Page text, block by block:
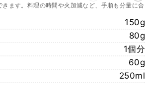
ます。料理の時間や火加減など、手順も分量に合
150g
80g
1個分
60g
250ml